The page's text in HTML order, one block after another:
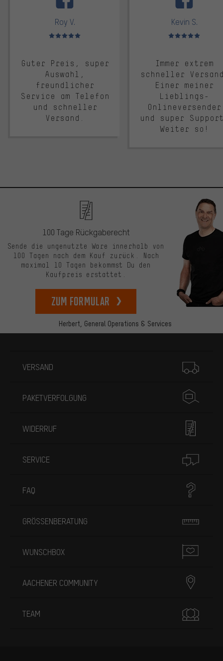
Roy V.
Bewertungen: 5 von 5
Guter Preis, super
Auswahl,
freundlicher
Service am Telefon
und schneller
Versand.
Kevin S.
Bewertungen: 5 von 5
Immer extrem
schneller
Einer meiner
Lieblings-
Onlineversender
und super
Weiter so!
Herbert, General Operations & Services
100 Tage Rückgaberecht
Sende die ungenutzte Ware innerhalb von
100 Tagen nach dem Kauf zurück. Nach
maximal 10 Tagen bekommst Du den
Kaufpreis erstattet.
zum Formular
VERSAND
PAKETVERFOLGUNG
WIDERRUF
SERVICE
FAQ
GRÖSSENBERATUNG
WUNSCHBOX
AACHENER COMMUNITY
TEAM